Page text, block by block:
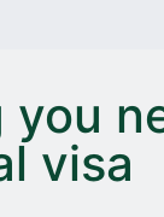
you
visa